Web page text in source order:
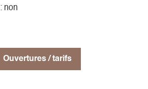
: non
Ouvertures / tarifs